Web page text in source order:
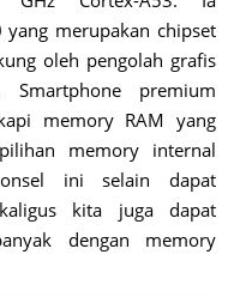
yang merupakan chipset
oleh pengolah grafis
Smartphone premium
memory RAM yang
memory internal
ini selain dapat
kita juga dapat
dengan memory